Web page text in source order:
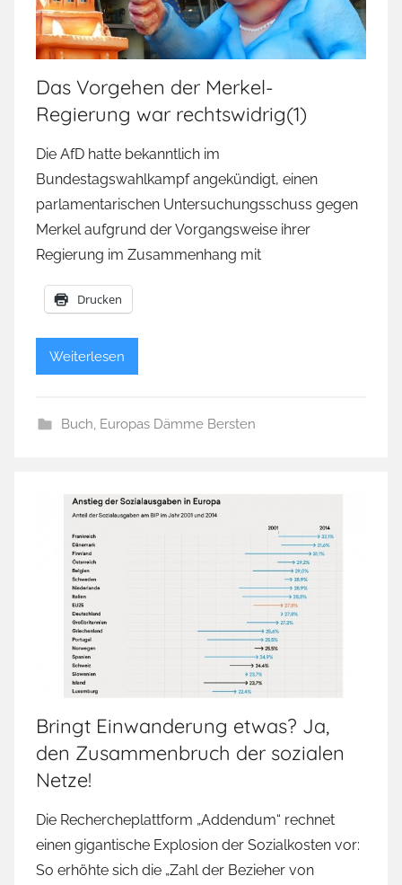
Das Vorgehen der Merkel-
Regierung war rechtswidrig(1)
Die AfD hatte bekanntlich im
Bundestagswahlkampf angekündigt, einen
parlamentarischen Untersuchungsschuss gegen
Merkel aufgrund der Vorgangsweise ihrer
Regierung im Zusammenhang mit
Drucken
Weiterlesen
Buch, Europas Dämme Bersten
Bringt Einwanderung etwas? Ja,
den Zusammenbruch der sozialen
Netze!
Die Rechercheplattform „Addendum“ rechnet
einen gigantische Explosion der Sozialkosten vor:
So erhöhte sich die „Zahl der Bezieher von